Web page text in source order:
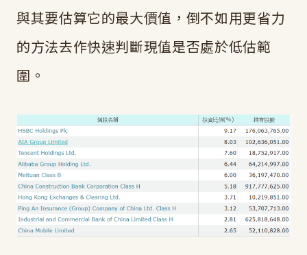
與其要估算它的最大價值，倒不如用更省力
的方法去作快速判斷現值是否處於低估範
圍。